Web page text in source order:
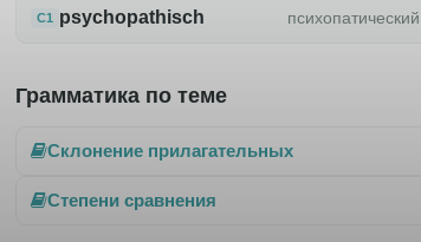
C1 psychopathisch психопатический
Грамматика по теме
Склонение прилагательных
Степени сравнения